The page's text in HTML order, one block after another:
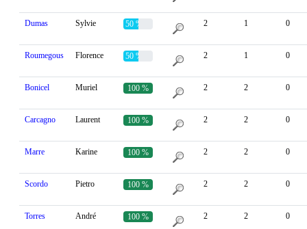
Dumas Sylvie 50 % 2 1 0
Roumegous Florence 50 % 2 1 0
Bonicel Muriel 100 % 2 2 0
Carcagno Laurent 100 % 2 2 0
Marre Karine 100 % 2 2 0
Scordo Pietro 100 % 2 2 0
Torres André 100 % 2 2 0